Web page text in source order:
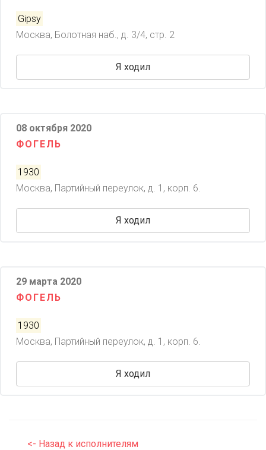
Gipsy
Москва, Болотная наб., д. 3/4, стр. 2
Я ходил
08 октября 2020
ФОГЕЛЬ
1930
Москва, Партийный переулок, д. 1, корп. 6.
Я ходил
29 марта 2020
ФОГЕЛЬ
1930
Москва, Партийный переулок, д. 1, корп. 6.
Я ходил
<- Назад к исполнителям